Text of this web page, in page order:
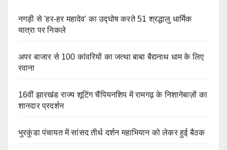
नगड़ी से 'हर-हर महादेव' का उद्घोष करते 51 श्रद्धालु धार्मिक
यात्रा पर निकले
अपर बाजार से 100 कांवरियों का जत्था बाबा बैद्यनाथ धाम के लिए
रवाना
16वीं झारखंड राज्य शूटिंग चैंपियनशिप में रामगढ़ के निशानेबाज़ों का
शानदार प्रदर्शन
भुरकुंडा पंचायत में सांसद तीर्थ दर्शन महाभियान को लेकर हुई बैठक